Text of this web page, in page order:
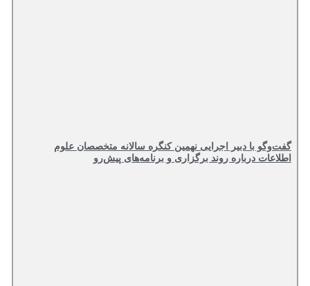
گفت‌وگو با دبیر اجرایی نهمین کنگره سالانه متخصصان علوم
اطلاعات درباره روند برگزاری و برنامه‌های پیش‌رو